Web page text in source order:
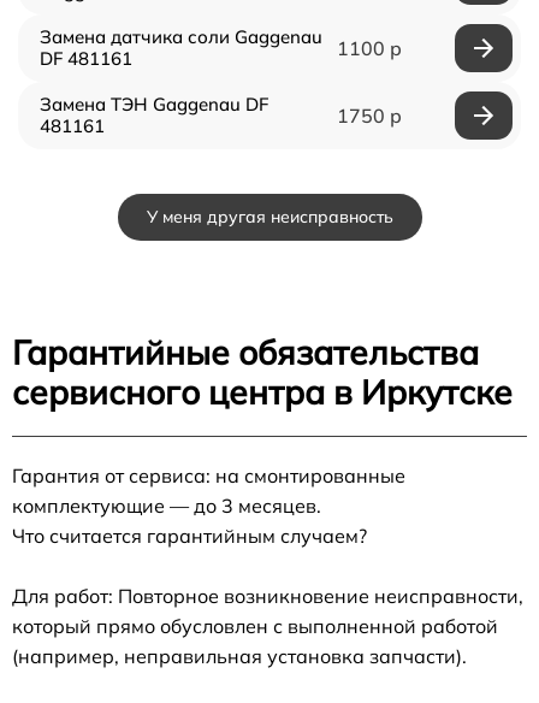
Замена датчика соли Gaggenau
DF 481161
1100 р
Замена ТЭН Gaggenau DF
481161
1750 р
У меня другая неисправность
Гарантийные обязательства
сервисного центра в Иркутске
Гарантия от сервиса: на смонтированные
комплектующие — до 3 месяцев.
Что считается гарантийным случаем?
Для работ: Повторное возникновение неисправности,
который прямо обусловлен с выполненной работой
(например, неправильная установка запчасти).